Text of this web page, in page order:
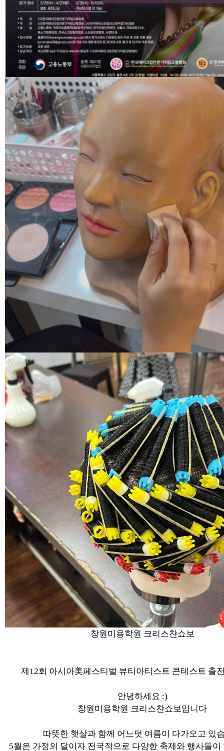
창원미용학원 크리스챤쇼보
제12회 아시아美페스티벌 뷰티아티스트 콘테스트 출
안녕하세요 :)
창원미용학원 크리스챤쇼보입니다
따뜻한 햇살과 함께 어느덧 여름이 다가오고 있
5월은 가정의 달이자 전국적으로 다양한 축제와 행사들이